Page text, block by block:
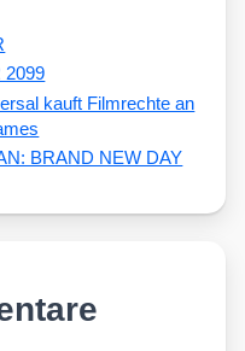
2099
kauft Filmrechte an
BRAND NEW DAY